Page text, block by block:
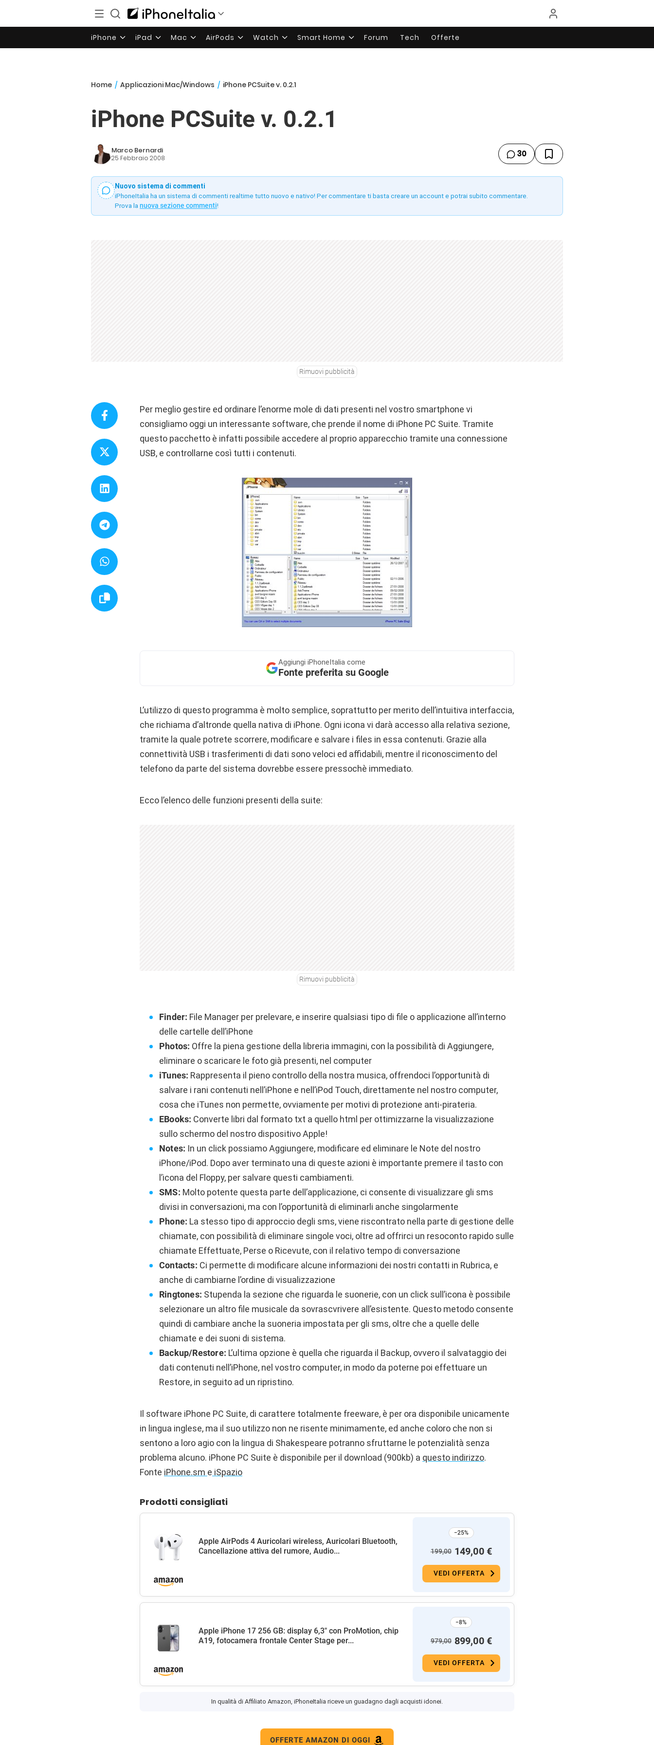
iPhone iPad Mac AirPods Watch Smart Home Forum Tech Offerte
Home / Applicazioni Mac/Windows / iPhone PCSuite v. 0.2.1
iPhone PCSuite v. 0.2.1
Marco Bernardi
25 Febbraio 2008 30
Nuovo sistema di commenti
iPhoneItalia ha un sistema di commenti realtime tutto nuovo e nativo! Per commentare ti basta creare un account e potrai subito commentare.
Prova la nuova sezione commenti!
Rimuovi pubblicità
Per meglio gestire ed ordinare l’enorme mole di dati presenti nel vostro smartphone vi
consigliamo oggi un interessante software, che prende il nome di iPhone PC Suite. Tramite
questo pacchetto è infatti possibile accedere al proprio apparecchio tramite una connessione
USB, e controllarne così tutti i contenuti.
Aggiungi iPhoneItalia come
Fonte preferita su Google
L’utilizzo di questo programma è molto semplice, soprattutto per merito dell’intuitiva interfaccia,
che richiama d’altronde quella nativa di iPhone. Ogni icona vi darà accesso alla relativa sezione,
tramite la quale potrete scorrere, modificare e salvare i files in essa contenuti. Grazie alla
connettività USB i trasferimenti di dati sono veloci ed affidabili, mentre il riconoscimento del
telefono da parte del sistema dovrebbe essere pressochè immediato.
Ecco l’elenco delle funzioni presenti della suite:
Rimuovi pubblicità
Finder: File Manager per prelevare, e inserire qualsiasi tipo di file o applicazione all’interno
delle cartelle dell’iPhone
Photos: Offre la piena gestione della libreria immagini, con la possibilità di Aggiungere,
eliminare o scaricare le foto già presenti, nel computer
iTunes: Rappresenta il pieno controllo della nostra musica, offrendoci l’opportunità di
salvare i rani contenuti nell’iPhone e nell’iPod Touch, direttamente nel nostro computer,
cosa che iTunes non permette, ovviamente per motivi di protezione anti-pirateria.
EBooks: Converte libri dal formato txt a quello html per ottimizzarne la visualizzazione
sullo schermo del nostro dispositivo Apple!
Notes: In un click possiamo Aggiungere, modificare ed eliminare le Note del nostro
iPhone/iPod. Dopo aver terminato una di queste azioni è importante premere il tasto con
l’icona del Floppy, per salvare questi cambiamenti.
SMS: Molto potente questa parte dell’applicazione, ci consente di visualizzare gli sms
divisi in conversazioni, ma con l’opportunità di eliminarli anche singolarmente
Phone: La stesso tipo di approccio degli sms, viene riscontrato nella parte di gestione delle
chiamate, con possibilità di eliminare singole voci, oltre ad offrirci un resoconto rapido sulle
chiamate Effettuate, Perse o Ricevute, con il relativo tempo di conversazione
Contacts: Ci permette di modificare alcune informazioni dei nostri contatti in Rubrica, e
anche di cambiarne l’ordine di visualizzazione
Ringtones: Stupenda la sezione che riguarda le suonerie, con un click sull’icona è possibile
selezionare un altro file musicale da sovrascvrivere all’esistente. Questo metodo consente
quindi di cambiare anche la suoneria impostata per gli sms, oltre che a quelle delle
chiamate e dei suoni di sistema.
Backup/Restore: L’ultima opzione è quella che riguarda il Backup, ovvero il salvataggio dei
dati contenuti nell’iPhone, nel vostro computer, in modo da poterne poi effettuare un
Restore, in seguito ad un ripristino.
Il software iPhone PC Suite, di carattere totalmente freeware, è per ora disponibile unicamente
in lingua inglese, ma il suo utilizzo non ne risente minimamente, ed anche coloro che non si
sentono a loro agio con la lingua di Shakespeare potranno sfruttarne le potenzialità senza
problema alcuno. iPhone PC Suite è disponibile per il download (900kb) a questo indirizzo.
Fonte iPhone.sm e iSpazio
Prodotti consigliati
Apple AirPods 4 Auricolari wireless, Auricolari Bluetooth,
Cancellazione attiva del rumore, Audio...
−25%
199,00 149,00 €
VEDI OFFERTA
Apple iPhone 17 256 GB: display 6,3" con ProMotion, chip
A19, fotocamera frontale Center Stage per...
−8%
979,00 899,00 €
VEDI OFFERTA
In qualità di Affiliato Amazon, iPhoneItalia riceve un guadagno dagli acquisti idonei.
OFFERTE AMAZON DI OGGI